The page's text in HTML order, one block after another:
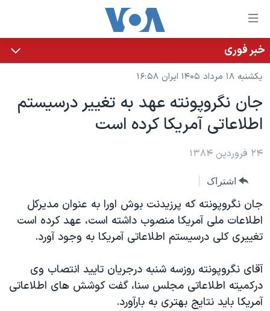
لینکهای
قابل
دسترسی
جهش
محتوای
اصلی
به
اصلی
جهش
به
جستجو
خانه
نسخه سبک وب‌سایت
موضوع ها
ایران
آمریکا
گزیده‌ها
ویژه برنامه‌ها
فرهنگ و زندگی
حقوق شهروندی
برنامه های تلویزیونی
جدول برنامه ها
صفحه‌های ویژه
عملیات خشم حماسی
۲۵۰سالگی آمریکا
مستندها
انتخابات ریاست جمهوری آمریکا ۲۰۲۴
فرکانس‌های صدای آمریکا
پخش رادیویی
یادگیری زبان انگلیسی
دنبال کنید
خبر فوری
یکشنبه ۱۸ مرداد ۱۴۰۵ ایران ۱۶:۵۸
جان نگروپونته عهد به تغيير درسيستم
اطلاعاتی آمريکا کرده است
۲۴ فروردین ۱۳۸۴
اشتراک
جان نگروپونته که پرزيدنت بوش اورا به عنوان مديرکل
اطلاعات ملی آمريکا منصوب داشته است، عهد کرده است
تغييری کلی درسيستم اطلاعاتی آمريکا به وجود آورد.
آقای نگروپونته روزسه شنبه درجريان تاييد انتصاب وی
درکميته اطلاعاتی مجلس سنا، گفت کوشش های اطلاعاتی
آمريکا بايد نتايج بهتری به بارآورد.